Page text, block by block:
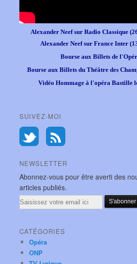
Alexander Neef sur Radio Classique
Alexander Neef sur France Inter
Bourse aux Billets de
Bourse aux Billets du Théâtre des
Vidéo Hommage à l'opéra Bastille
SUIVEZ-MOI
NEWSLETTER
Abonnez-vous pour être averti des
articles publiés.
Email
CATÉGORIES
Opéra
ONP